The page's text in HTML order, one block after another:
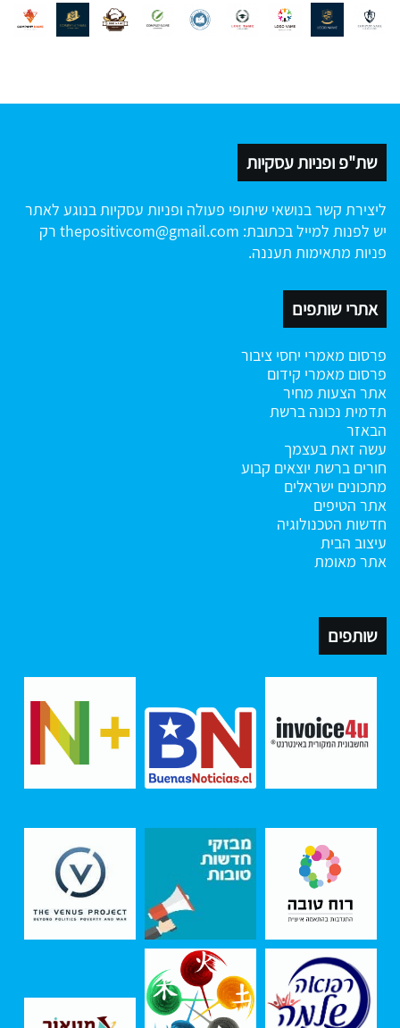
שת"פ ופניות עסקיות
ליצירת קשר בנושאי שיתופי פעולה ופניות עסקיות בנוגע לאתר
יש לפנות למייל בכתובת: thepositivcom@gmail.com רק
פניות מתאימות תעננה.
אתרי שותפים
פרסום מאמרי יחסי ציבור
פרסום מאמרי קידום
אתר הצעות מחיר
תדמית נכונה ברשת
הבאזר
עשה זאת בעצמך
חורים ברשת יוצאים קבוע
מתכונים ישראלים
אתר הטיפים
חדשות הטכנולוגיה
עיצוב הבית
אתר מאומת
שותפים